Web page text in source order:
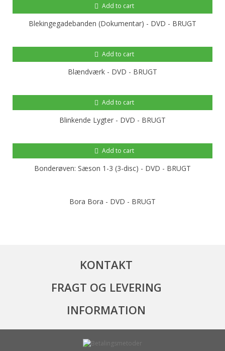
Add to cart
Blekingegadebanden (Dokumentar) - DVD - BRUGT
Add to cart
Blændværk - DVD - BRUGT
Add to cart
Blinkende Lygter - DVD - BRUGT
Add to cart
Bonderøven: Sæson 1-3 (3-disc) - DVD - BRUGT
Bora Bora - DVD - BRUGT
KONTAKT
FRAGT OG LEVERING
INFORMATION